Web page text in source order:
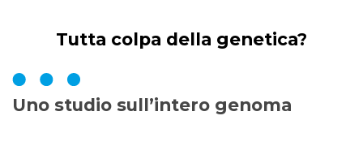
Tutta colpa della genetica?
Uno studio sull’intero genoma